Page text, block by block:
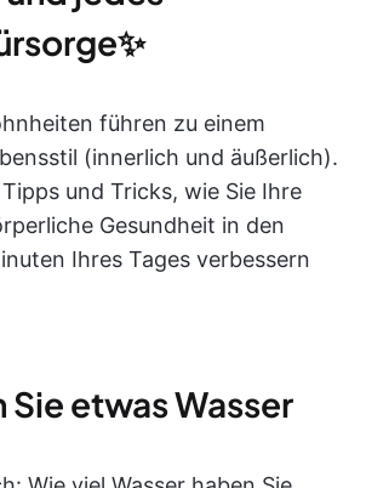
führen zu einem
(innerlich und äußerlich).
und Tricks, wie Sie Ihre
Gesundheit in den
Ihres Tages verbessern
Sie etwas Wasser